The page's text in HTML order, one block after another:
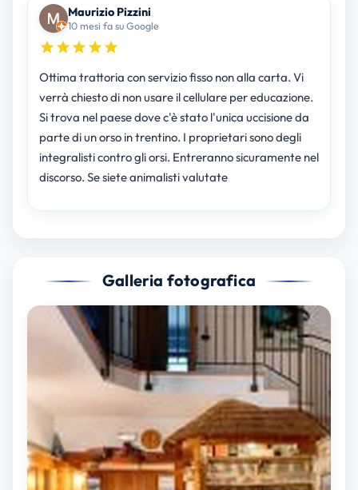
Maurizio Pizzini
10 mesi fa su Google
Ottima trattoria con servizio fisso non alla carta. Vi
verrà chiesto di non usare il cellulare per educazione.
Si trova nel paese dove c'è stato l'unica uccisione da
parte di un orso in trentino. I proprietari sono degli
integralisti contro gli orsi. Entreranno sicuramente nel
discorso. Se siete animalisti valutate
Galleria fotografica